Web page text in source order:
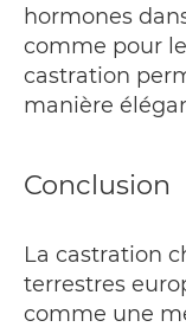
hormones
comme pour
castration
manière
Conclusion
La castration
terrestres
comme une